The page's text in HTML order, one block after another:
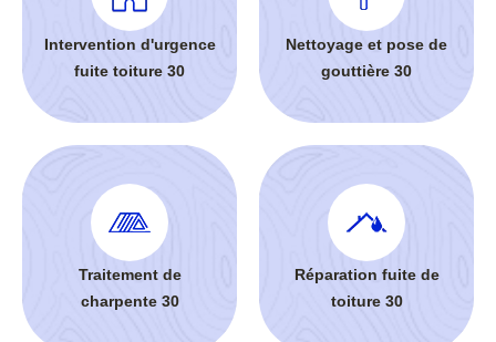
Intervention d'urgence
fuite toiture 30
Nettoyage et pose de
gouttière 30
Traitement de
charpente 30
Réparation fuite de
toiture 30